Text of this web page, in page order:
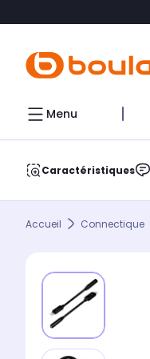
Menu
Caractéristiques
Accueil Connectique